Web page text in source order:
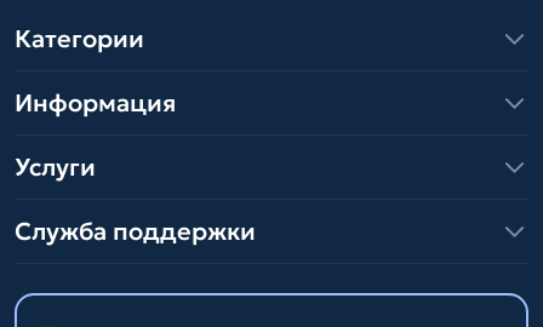
Категории
Информация
Услуги
Служба поддержки